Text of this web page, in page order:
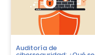
Auditoría de